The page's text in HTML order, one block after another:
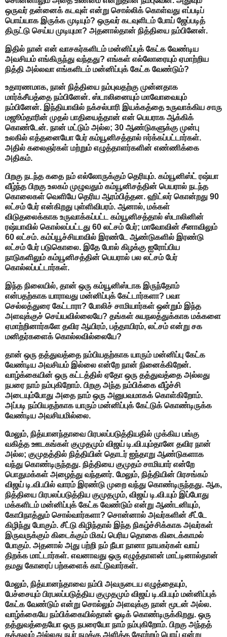
ஒருவர் தன்னைக் கடவுள் என்று சொல்லிக் கொள்வது எப்படிப்
பொய்யாக இருக்க முடியும்? ஒருவர் கடவுளிடம் போய் ஜேப்படித்
திருட்டு செய்ய முடியுமா? அதனால்தான் நித்தியை நம்பினேன்.
இதில் நான் என் வாசகர்களிடம் மன்னிப்புக் கேட்க வேண்டிய
அவசியம் எங்கிருந்து வந்தது? எங்கள் எல்லோரையும் ஏமாற்றிய
நித்தி அல்லவா எங்களிடம் மன்னிப்புக் கேட்க வேண்டும்?
உதாரணமாக, நான் நித்தியை நம்புவதற்கு முன்னதாக
மார்க்சீயத்தை நம்பினேன். ஸ்டாலினையும் மாவோவையும்
நம்பினேன். இந்தியாவில் நக்சல்பாரி இயக்கத்தை உருவாக்கிய சாரு
மஜூம்தாரின் முதல் பாதியைத்தான் என் பெயராக ஆக்கிக்
கொண்டேன். நான் மட்டும் அல்ல; 30 ஆண்டுகளுக்கு முன்பு
உலகில் எத்தனையோ பேர் கம்யூனிசத்தால் ஈர்க்கப்பட்டார்கள்.
அதில் கலைஞர்கள் மற்றும் எழுத்தாளர்களின் எண்ணிக்கை
அதிகம்.
பிறகு நடந்த கதை நம் எல்லோருக்கும் தெரியும். கம்யூனிஸ்ட் ரஷ்யா
வீழ்ந்த பிறகு உலகம் முழுவதும் கம்யூனிசத்தின் பெயரால் நடந்த
கொலைகள் வெளியே தெரிய ஆரம்பித்தன. ஹிட்லர் கொன்றது 90
லட்சம் பேர் என்கிறது புள்ளிவிபரம். ஆனால், மக்கள்
விடுதலைக்காக உருவாக்கப்பட்ட கம்யூனிசத்தால் ஸ்டாலினின்
ரஷ்யாவில் கொல்லப்பட்டது 60 லட்சம் பேர்; மாவோவின் சீனாவிலும்
60 லட்சம். கம்ப்யூச்சியாவில் இரண்டே ஆண்டுகளில் இரண்டு
லட்சம் பேர் படுகொலை. இதே போல் கிழக்கு ஐரோப்பிய
நாடுகளிலும் கம்யூனிசத்தின் பெயரால் பல லட்சம் பேர்
கொல்லப்பட்டார்கள்.
இந்த நிலையில், தான் ஒரு கம்யூனிஸ்டாக இருந்தோம்
என்பதற்காக யாராவது மன்னிப்புக் கேட்டார்களா? பவா
செல்லத்துரை கேட்டாரா? போலிச் சாமியார்கள் ஒன்றும் இந்த
அளவுக்குச் செய்யவில்லையே? தங்கள் சுயநலத்துக்காக மக்களை
ஏமாற்றினார்களே தவிர ஆயிரம், பத்தாயிரம், லட்சம் என்று சக
மனிதர்களைக் கொல்லவில்லையே?
தான் ஒரு தத்துவத்தை நம்பியதற்காக யாரும் மன்னிப்பு கேட்க
வேண்டிய அவசியம் இல்லை என்றே நான் நினைக்கிறேன்.
வாழ்க்கையின் ஒரு கட்டத்தில் ஏதோ ஒரு தத்துவத்தை அல்லது
நபரை நாம் நம்புகிறோம். பிறகு அந்த நம்பிக்கை வீழ்ச்சி
அடையும்போது அதை நாம் ஒரு அனுபவமாகக் கொள்கிறோம்.
அப்படி நம்பியதற்காக யாரும் மன்னிப்புக் கேட்டுக் கொண்டிருக்க
வேண்டிய அவசியமில்லை.
மேலும், நித்யானந்தாவை பிரபலப்படுத்தியதில் முக்கிய பங்கு
வகித்த ஊடகங்கள் குமுதமும் விஜய் டி.வி.யும்தானே தவிர நான்
அல்ல; குமுதத்தில் நித்தியின் தொடர் ஐந்தாறு ஆண்டுகளாக
வந்து கொண்டிருந்தது. நித்தியை குமுதம் சாமியார் என்றே
பொதுமக்கள் அழைத்து வந்தனர். மேலும், நித்தியின் பிரசங்கம்
விஜய் டி.வி.யில் வாரம் இரண்டு முறை வந்து கொண்டிருந்தது. ஆக,
நித்தியை பிரபலப்படுத்திய குமுதமும், விஜய் டி.வி.யும் இப்போது
மக்களிடம் மன்னிப்புக் கேட்க வேண்டும் என்று ஆண்டனியும்,
கோபிநாத்தும் சொல்வார்களா? சொன்னால் அவர்களின் சீட்டே
கிழிந்து போகும். சீட்டு கிழிந்தால் இந்த நிகழ்ச்சிக்காக அவர்கள்
இருவருக்கும் கிடைக்கும் மிகப் பெரிய தொகை கிடைக்காமல்
போகும். அதனால் அது பற்றி நம் நீயா நானா நாயகர்கள் வாய்
திறக்க மாட்டார்கள். எவனாவது ஒரு எழுத்தாளன் மாட்டினால்தான்
தமது கோரைப் பற்களைக் காட்டுவார்கள்.
மேலும், நித்யானந்தாவை நம்பி அவருடைய எழுத்தையும்,
பேச்சையும் பிரபலப்படுத்திய குமுதமும் விஜய் டி.வி.யும் மன்னிப்புக்
கேட்க வேண்டும் என்று சொல்லும் அளவுக்கு நான் மூடன் அல்ல.
வாழ்க்கையே நம்பிக்கையில்தான் ஓடிக் கொண்டிருக்கிறது. ஒரு
தத்துவத்தையோ ஒரு நபரையோ நாம் நம்புகிறோம். பிறகு அந்தத்
தத்துவம் அல்லது நபர் நமக்கு அளித்த தோற்றம் பொய் என்று